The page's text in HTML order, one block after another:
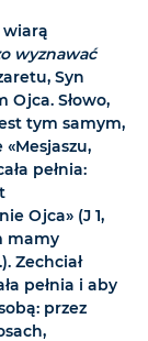
wiarą
wyznawać
Syn
Słowo,
tym samym,
«Mesjaszu,
pełnia:
Ojca» (J 1,
mamy
Zechciał
pełnia i aby
przez